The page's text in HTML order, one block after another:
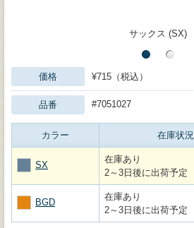
サックス (SX)
価格 ¥715（税込）
品番 #7051027
カラー 在庫状況
SX
在庫あり
2～3日後に出荷予定
BGD
在庫あり
2～3日後に出荷予定